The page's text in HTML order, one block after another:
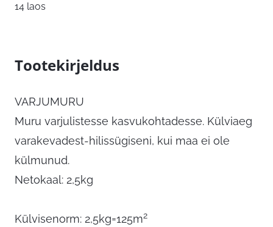
14 laos
Tootekirjeldus
VARJUMURU
Muru varjulistesse kasvukohtadesse. Külviaeg
varakevadest-hilissügiseni, kui maa ei ole
külmunud.
Netokaal: 2,5kg
Külvisenorm: 2,5kg=125m2